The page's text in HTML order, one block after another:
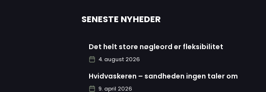
SENESTE NYHEDER
Det helt store nøgleord er fleksibilitet
4. august 2026
Hvidvaskeren – sandheden ingen taler om
9. april 2026